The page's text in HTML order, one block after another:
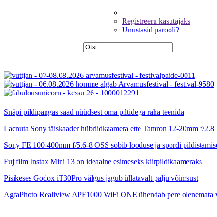
Registreeru kasutajaks
Unustasid parooli?
Snäpi pildipangas saad nüüdsest oma piltidega raha teenida
Laenuta Sony täiskaader hübriidkaamera ette Tamron 12-20mm f/2.8
Sony FE 100-400mm f/5.6-8 OSS sobib looduse ja spordi
Fujifilm Instax Mini 13 on ideaalne esimeseks kiirpildikaameraks
Pisikeses Godox iT30Pro välgus jagub üllatavalt palju võimsust
AgfaPhoto Realiview APF1000 WiFi ONE ühendab pere olenemata